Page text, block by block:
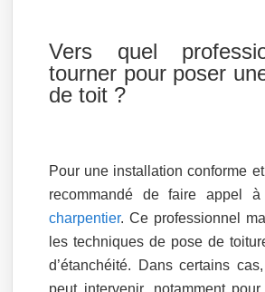
Vers quel
tourner pour poser
de toit ?
Pour une installation conforme
recommandé de faire appel
charpentier. Ce professionnel
les techniques de pose de
d’étanchéité. Dans certains
peut intervenir, notamment